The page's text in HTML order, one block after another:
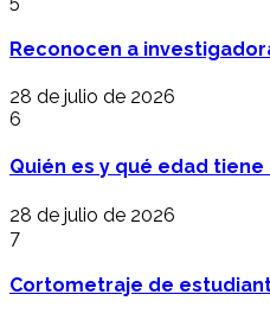
Reconocen a
28 de julio de 2026
6
Quién es y qué edad
28 de julio de 2026
7
Cortometraje de